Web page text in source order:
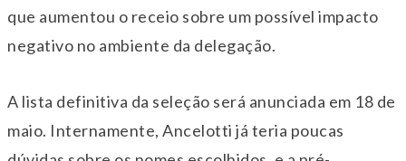
que aumentou o receio sobre um possível impacto
negativo no ambiente da delegação.
A lista definitiva da seleção será anunciada em 18 de
maio. Internamente, Ancelotti já teria poucas